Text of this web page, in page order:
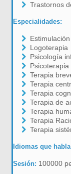
Trastornos
Especialidades:
Logoterapia
Psicología
Terapia
Terapia
Terapia
Terapia de
Terapia
Terapia
Terapia
Idiomas que
Sesión: 100000